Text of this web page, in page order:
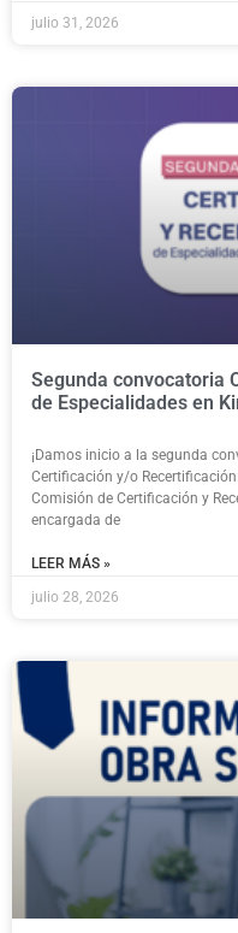
julio 31, 2026
Segunda convocatoria
de Especialidades en
¡Damos inicio a la segunda
Certificación y/o
Comisión de Certificación y
encargada de
LEER MÁS »
julio 28, 2026